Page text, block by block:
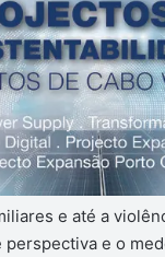
e até a
e o